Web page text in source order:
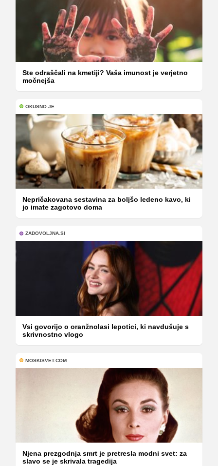
Ste odraščali na kmetiji? Vaša imunost je verjetno
močnejša
OKUSNO.JE
Nepričakovana sestavina za boljšo ledeno kavo, ki
jo imate zagotovo doma
ZADOVOLJNA.SI
Vsi govorijo o oranžnolasi lepotici, ki navdušuje s
skrivnostno vlogo
MOSKISVET.COM
Njena prezgodnja smrt je pretresla modni svet: za
slavo se je skrivala tragedija